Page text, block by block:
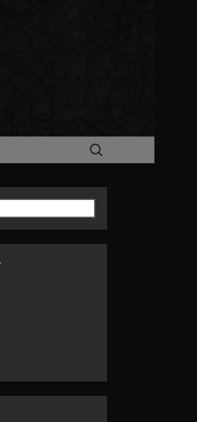
ン
」がお店からのお
検